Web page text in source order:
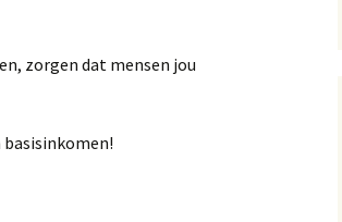
zorgen dat mensen jou